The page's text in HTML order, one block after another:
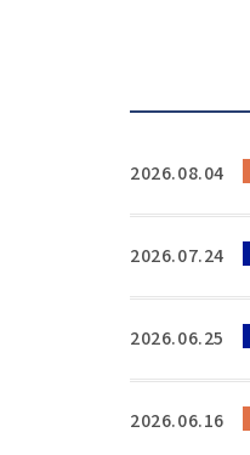
2026.08.04
2026.07.24
2026.06.25
2026.06.16